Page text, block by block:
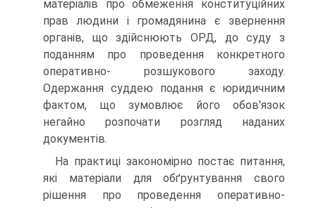
матеріалів про обмеження конституційних
прав людини і громадянина є звернення
органів, що здійснюють ОРД, до суду з
поданням про проведення конкретного
оперативно- розшукового заходу.
Одержання суддею подання є юридичним
фактом, що зумовлює його обов'язок
негайно розпочати розгляд наданих
документів.
На практиці закономірно постає питання,
які матеріали для обґрунтування свого
рішення про проведення оперативно-